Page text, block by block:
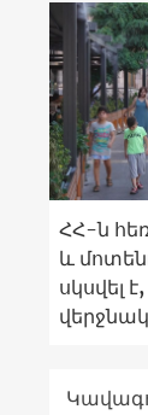
ՀՀ-ն
և
սկսվել